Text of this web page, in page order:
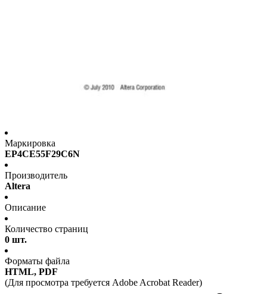
Маркировка
EP4CE55F29C6N
Производитель
Altera
Описание
Количество страниц
0 шт.
Форматы файла
HTML, PDF
(Для просмотра требуется Adobe Acrobat Reader)